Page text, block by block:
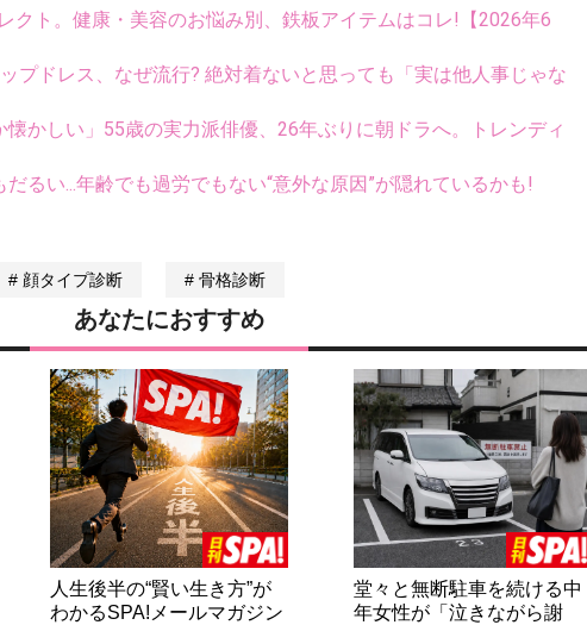
クト。健康・美容のお悩み別、鉄板アイテムはコレ!【2026年6
プドレス、なぜ流行? 絶対着ないと思っても「実は他人事じゃな
かしい」55歳の実力派俳優、26年ぶりに朝ドラへ。トレンディ
るい...年齢でも過労でもない“意外な原因”が隠れているかも!
顔タイプ診断 骨格診断
あなたにおすすめ
人生後半の“賢い生き方”が
わかるSPA!メールマガジン
堂々と無断駐車を続ける中
年女性が「泣きながら謝